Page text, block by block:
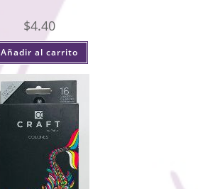
$4.40
Añadir al carrito